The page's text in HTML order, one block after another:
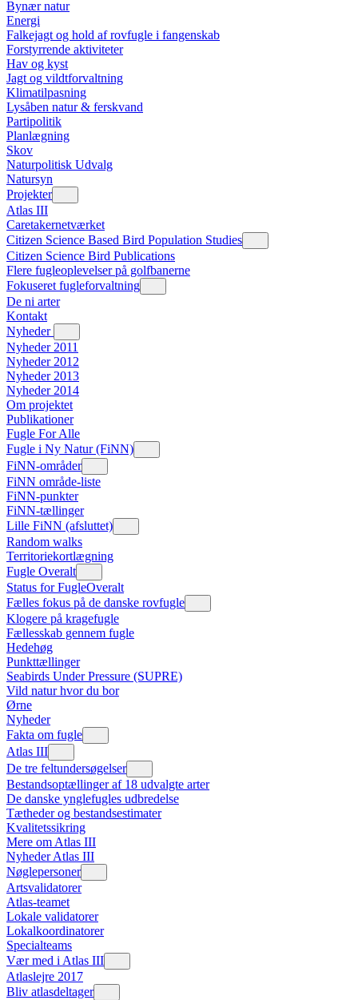
Bynær natur
Energi
Falkejagt og hold af rovfugle i fangenskab
Forstyrrende aktiviteter
Hav og kyst
Jagt og vildtforvaltning
Klimatilpasning
Lysåben natur & ferskvand
Partipolitik
Planlægning
Skov
Naturpolitisk Udvalg
Natursyn
Projekter
Atlas III
Caretakernetværket
Citizen Science Based Bird Population Studies
Citizen Science Bird Publications
Flere fugleoplevelser på golfbanerne
Fokuseret fugleforvaltning
De ni arter
Kontakt
Nyheder
Nyheder 2011
Nyheder 2012
Nyheder 2013
Nyheder 2014
Om projektet
Publikationer
Fugle For Alle
Fugle i Ny Natur (FiNN)
FiNN-områder
FiNN område-liste
FiNN-punkter
FiNN-tællinger
Lille FiNN (afsluttet)
Random walks
Territoriekortlægning
Fugle Overalt
Status for FugleOveralt
Fælles fokus på de danske rovfugle
Klogere på kragefugle
Fællesskab gennem fugle
Hedehøg
Punkttællinger
Seabirds Under Pressure (SUPRE)
Vild natur hvor du bor
Ørne
Nyheder
Fakta om fugle
Atlas III
De tre feltundersøgelser
Bestandsoptællinger af 18 udvalgte arter
De danske ynglefugles udbredelse
Tætheder og bestandsestimater
Kvalitetssikring
Mere om Atlas III
Nyheder Atlas III
Nøglepersoner
Artsvalidatorer
Atlas-teamet
Lokale validatorer
Lokalkoordinatorer
Specialteams
Vær med i Atlas III
Atlaslejre 2017
Bliv atlasdeltager